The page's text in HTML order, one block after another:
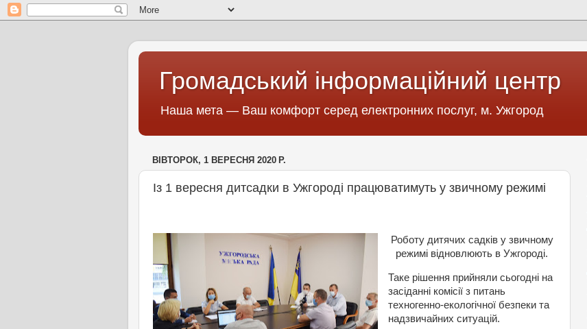
Громадський інформаційний центр
Наша мета — Ваш комфорт серед електронних послуг, м. Ужгород
ВІВТОРОК, 1 ВЕРЕСНЯ 2020 Р.
Із 1 вересня дитсадки в Ужгороді працюватимуть у звичному режимі
Роботу дитячих садків у звичному
режимі відновлюють в Ужгороді.
Таке рішення прийняли сьогодні на
засіданні комісії з питань
техногенно-екологічної безпеки та
надзвичайних ситуацій.